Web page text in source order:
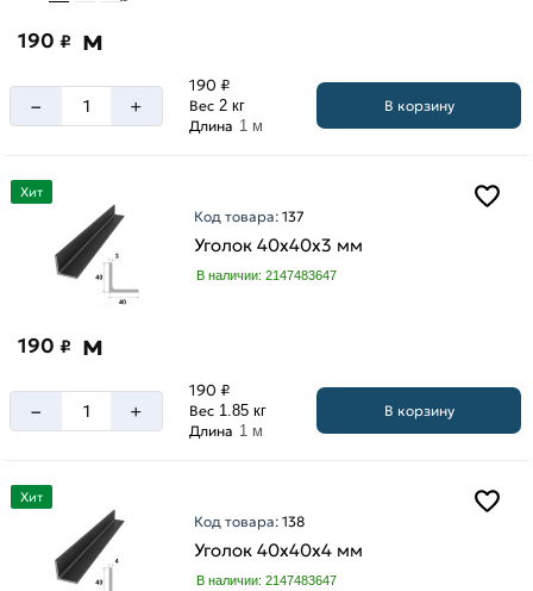
190 ₽ м
– +
190 ₽
Вес 2 кг
Длина 1 м
В корзину
Хит
Код товара:137
Уголок 40х40х3 мм
В наличии: 2147483647
190 ₽ м
– +
190 ₽
Вес 1.85 кг
Длина 1 м
В корзину
Хит
Код товара:138
Уголок 40х40х4 мм
В наличии: 2147483647